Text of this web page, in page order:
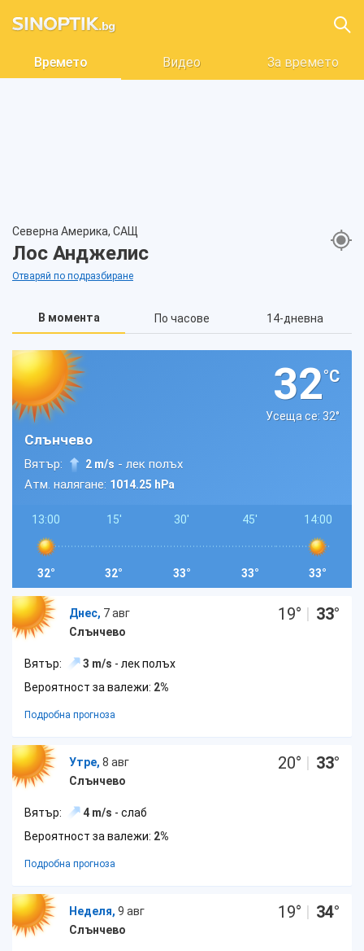
Времето Видео За времето
Северна Америка, САЩ
Лос Анджелис
Отваряй по подразбиране
В момента По часове 14-дневна
32°C
Усеща се: 32°
Слънчево
Вятър: 2 m/s - лек полъх
Атм. налягане: 1014.25 hPa
13:00
32°
15'
32°
30'
33°
45'
33°
14:00
33°
Днес, 7 авг
Слънчево
19° | 33°
Вятър: 3 m/s - лек полъх
Вероятност за валежи: 2%
Подробна прогноза
Утре, 8 авг
Слънчево
20° | 33°
Вятър: 4 m/s - слаб
Вероятност за валежи: 2%
Подробна прогноза
Неделя, 9 авг
Слънчево
19° | 34°